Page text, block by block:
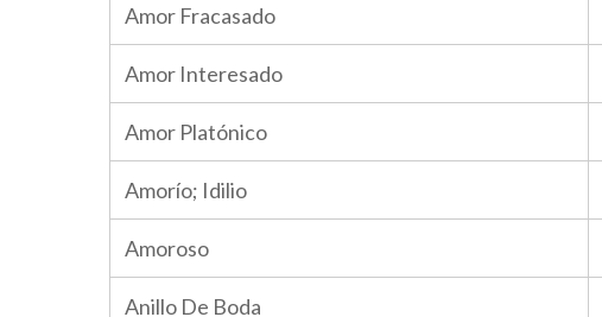
Amor Fracasado
Amor Interesado
Amor Platónico
Amorío; Idilio
Amoroso
Anillo De Boda